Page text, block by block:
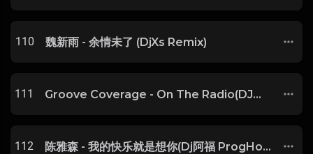
110 魏新雨 - 余情未了 (DjXs Remix)
111 Groove Coverage - On The Radio(DJ阿福)
112 陈雅森 - 我的快乐就是想你(Dj阿福 ProgHouse Rmx 2017)